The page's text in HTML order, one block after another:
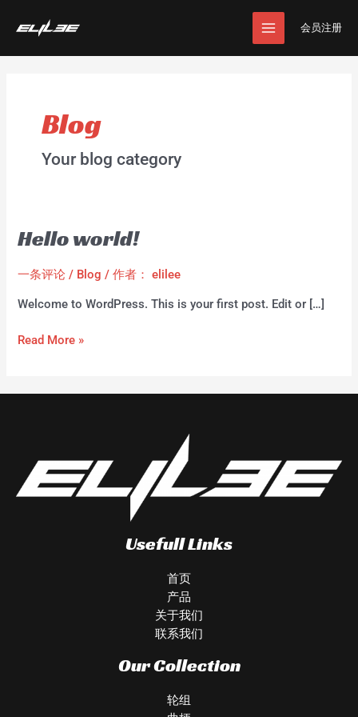
MAIN
MENU
会员注册
Blog
Your blog category
Hello world!
一条评论 / Blog / 作者： elilee
Welcome to WordPress. This is your first post. Edit or […]
Hello
Read More »
Usefull Links
首页
产品
关于我们
联系我们
Our Collection
轮组